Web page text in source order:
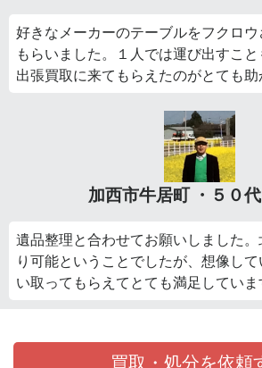
好きなメーカーのテーブルをフクロ
もらいました。１人では運び出すこと
出張買取に来てもらえたのがとても助
加西市牛居町 ・５０
遺品整理と合わせてお願いしました
り可能ということでしたが、想像し
い取ってもらえてとても満足していま
買取・処分を依頼